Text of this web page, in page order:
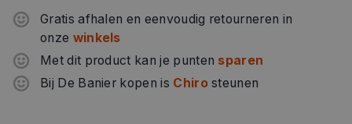
Gratis afhalen en eenvoudig retourneren in
onze winkels
Met dit product kan je punten sparen
Bij De Banier kopen is Chirosteunen